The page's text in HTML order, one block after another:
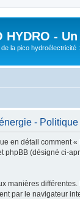
HYDRO -
la pico hydroélectricité
-
en détail comment
phpBB (désigné ci-
manières
par le navigateur